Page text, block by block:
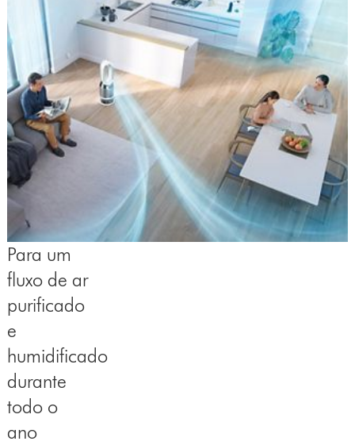
Para um
fluxo de ar
purificado
e
humidificado
durante
todo o
ano